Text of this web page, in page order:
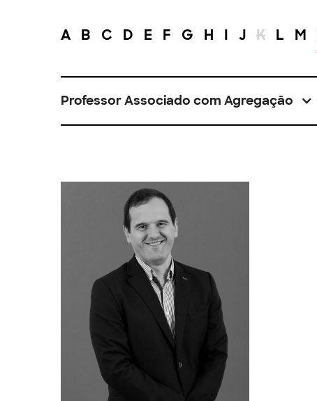
A B C D E F G H I J K L M
Professor Associado com Agregação